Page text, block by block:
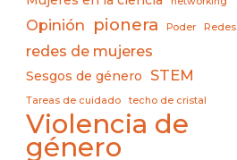
Opinión pionera Poder Redes
redes de mujeres
Sesgos de género STEM
Tareas de cuidado techo de cristal
Violencia de
género